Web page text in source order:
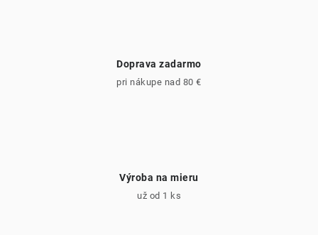
Doprava zadarmo
pri nákupe nad 80 €
Výroba na mieru
už od 1 ks